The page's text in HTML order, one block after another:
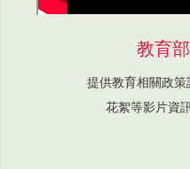
教育
提供教育相關政
花絮等影片資